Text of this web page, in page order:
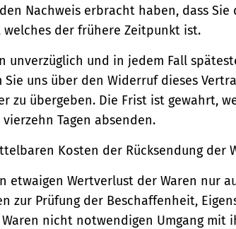
Nachweis erbracht haben, dass Sie
welches der frühere Zeitpunkt ist.
unverzüglich und in jedem Fall
Sie uns über den Widerruf dieses
zu übergeben. Die Frist ist gewahrt,
Tagen absenden.
Kosten der Rücksendung der
etwaigen Wertverlust der Waren nur
zur Prüfung der Beschaffenheit,
nicht notwendigen Umgang mit